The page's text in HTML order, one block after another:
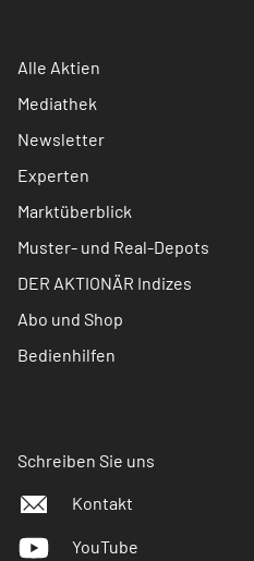
Alle Aktien
Mediathek
Newsletter
Experten
Marktüberblick
Muster- und Real-Depots
DER AKTIONÄR Indizes
Abo und Shop
Bedienhilfen
Schreiben Sie uns
Kontakt
YouTube